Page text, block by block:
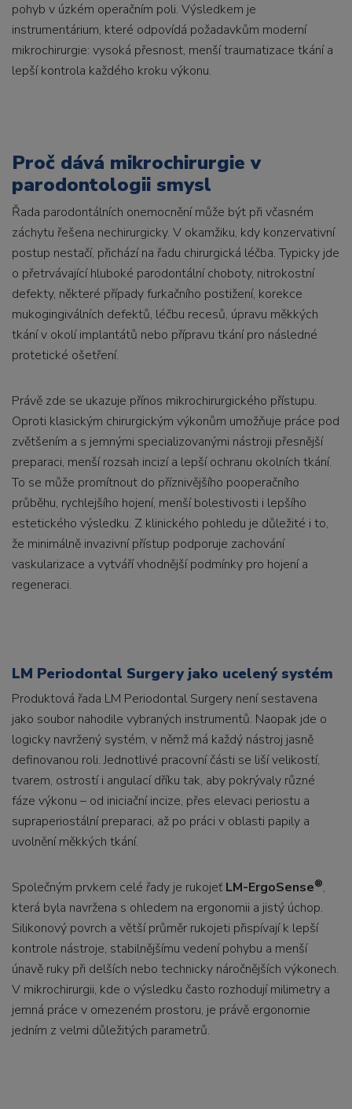
pohyb v úzkém operačním poli. Výsledkem je
instrumentárium, které odpovídá požadavkům moderní
mikrochirurgie: vysoká přesnost, menší traumatizace tkání a
lepší kontrola každého kroku výkonu.
Proč dává mikrochirurgie v
parodontologii smysl
Řada parodontálních onemocnění může být při včasném
záchytu řešena nechirurgicky. V okamžiku, kdy konzervativní
postup nestačí, přichází na řadu chirurgická léčba. Typicky jde
o přetrvávající hluboké parodontální choboty, nitrokostní
defekty, některé případy furkačního postižení, korekce
mukogingiválních defektů, léčbu recesů, úpravu měkkých
tkání v okolí implantátů nebo přípravu tkání pro následné
protetické ošetření.
Právě zde se ukazuje přínos mikrochirurgického přístupu.
Oproti klasickým chirurgickým výkonům umožňuje práce pod
zvětšením a s jemnými specializovanými nástroji přesnější
preparaci, menší rozsah incizí a lepší ochranu okolních tkání.
To se může promítnout do příznivějšího pooperačního
průběhu, rychlejšího hojení, menší bolestivosti i lepšího
estetického výsledku. Z klinického pohledu je důležité i to,
že minimálně invazivní přístup podporuje zachování
vaskularizace a vytváří vhodnější podmínky pro hojení a
regeneraci.
LM Periodontal Surgery jako ucelený systém
Produktová řada LM Periodontal Surgery není sestavena
jako soubor nahodile vybraných instrumentů. Naopak jde o
logicky navržený systém, v němž má každý nástroj jasně
definovanou roli. Jednotlivé pracovní části se liší velikostí,
tvarem, ostrostí i angulací dříku tak, aby pokrývaly různé
fáze výkonu – od iniciační incize, přes elevaci periostu a
supraperiostální preparaci, až po práci v oblasti papily a
uvolnění měkkých tkání.
Společným prvkem celé řady je rukojeťLM-ErgoSense®,
která byla navržena s ohledem na ergonomii a jistý úchop.
Silikonový povrch a větší průměr rukojeti přispívají k lepší
kontrole nástroje, stabilnějšímu vedení pohybu a menší
únavě ruky při delších nebo technicky náročnějších výkonech.
V mikrochirurgii, kde o výsledku často rozhodují milimetry a
jemná práce v omezeném prostoru, je právě ergonomie
jedním z velmi důležitých parametrů.